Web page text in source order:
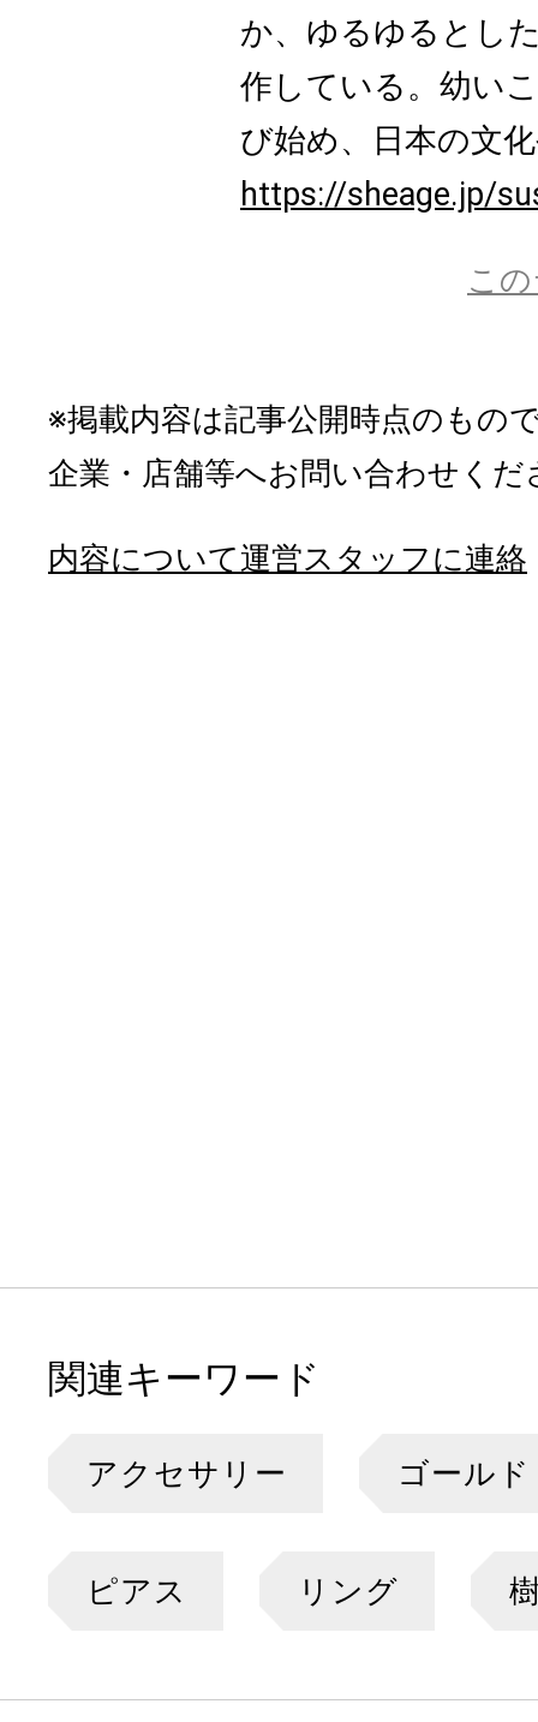
か、ゆるゆるとし
作している。幼い
び始め、日本の文
https://sheage.jp/
こ
※掲載内容は記事公開時点のもの
企業・店舗等へお問い合わせくだ
内容について運営スタッフに連絡
関連キーワード
アクセサリー ゴールド
ピアス リング